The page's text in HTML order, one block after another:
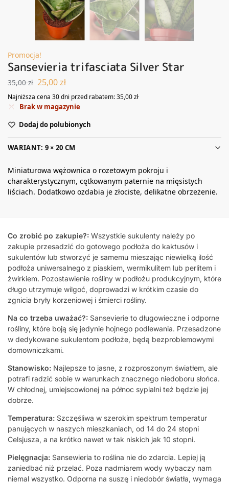
Promocja!
Sansevieria trifasciata Silver Star
35,00zł 25,00zł
Najniższa cena 30 dni przed rabatem:35,00zł
Brak w magazynie
Dodaj do polubionych
WARIANT: 9 × 20 CM
Miniaturowa wężownica o rozetowym pokroju i
charakterystycznym, cętkowanym paternie na mięsistych
liściach. Dodatkowo ozdabia je złociste, delikatne obrzeżenie.
Co zrobić po zakupie?: Wszystkie sukulenty należy po
zakupie przesadzić do gotowego podłoża do kaktusów i
sukulentów lub stworzyć je samemu mieszając niewielką ilość
podłoża uniwersalnego z piaskiem, wermikulitem lub perlitem i
żwirkiem. Pozostawienie rośliny w podłożu produkcyjnym, które
długo utrzymuje wilgoć, doprowadzi w krótkim czasie do
zgnicia bryły korzeniowej i śmierci rośliny.
Na co trzeba uważać?: Sansevierie to długowieczne i odporne
rośliny, które boją się jedynie hojnego podlewania. Przesadzone
w dedykowane sukulentom podłoże, będą bezproblemowymi
domowniczkami.
Stanowisko: Najlepsze to jasne, z rozproszonym światłem, ale
potrafi radzić sobie w warunkach znacznego niedoboru słońca.
W chłodnej, umiejscowionej na północ sypialni też będzie jej
dobrze.
Temperatura: Szczęśliwa w szerokim spektrum temperatur
panujących w naszych mieszkaniach, od 14 do 24 stopni
Celsjusza, a na krótko nawet w tak niskich jak 10 stopni.
Pielęgnacja: Sansewieria to roślina nie do zdarcia. Lepiej ją
zaniedbać niż przelać. Poza nadmiarem wody wybaczy nam
niemal wszystko. Odporna na suszę i niedobór światła, wymaga